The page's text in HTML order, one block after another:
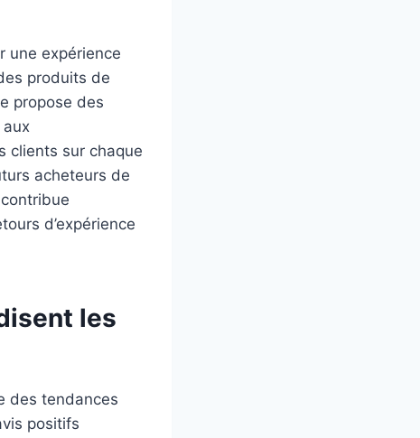
une expérience
produits de
propose des
clients sur chaque
acheteurs de
d’expérience
les
des tendances
positifs